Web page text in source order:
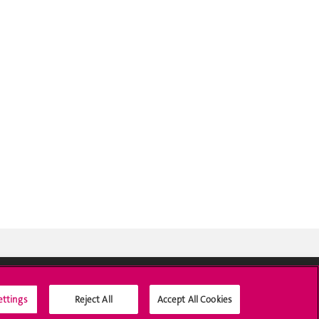
Médias sociaux UNIGE
Reject All Accept All Cookies